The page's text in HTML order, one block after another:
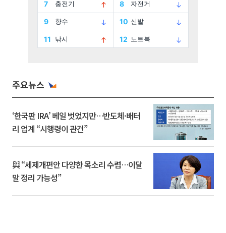
주요뉴스
‘한국판 IRA’ 베일 벗었지만…반도체·배터
리 업계 “시행령이 관건”
與 “세제개편안 다양한 목소리 수렴…이달
말 정리 가능성”